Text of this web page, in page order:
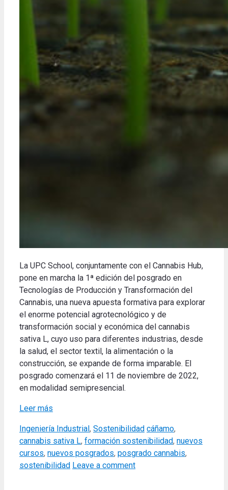
La UPC School, conjuntamente con el Cannabis Hub,
pone en marcha la 1ª edición del posgrado en
Tecnologías de Producción y Transformación del
Cannabis, una nueva apuesta formativa para explorar
el enorme potencial agrotecnológico y de
transformación social y económica del cannabis
sativa L, cuyo uso para diferentes industrias, desde
la salud, el sector textil, la alimentación o la
construcción, se expande de forma imparable. El
posgrado comenzará el 11 de noviembre de 2022,
en modalidad semipresencial.
Leer más
Categories
Ingeniería Industrial , Sostenibilidad Tags
cáñamo,
cannabis sativa L, formación sostenibilidad, nuevos
cursos, nuevos posgrados, posgrado cannabis,
sostenibilidad Leave a comment